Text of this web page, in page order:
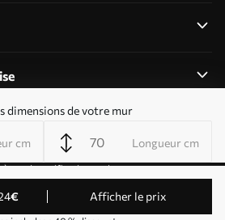
dimensions de votre mur
cm Longueur cm
€ Afficher le prix
relatives aux cookies
de notification push
Tous droits réservés. Exploité par
de TVA : PL9223057591.